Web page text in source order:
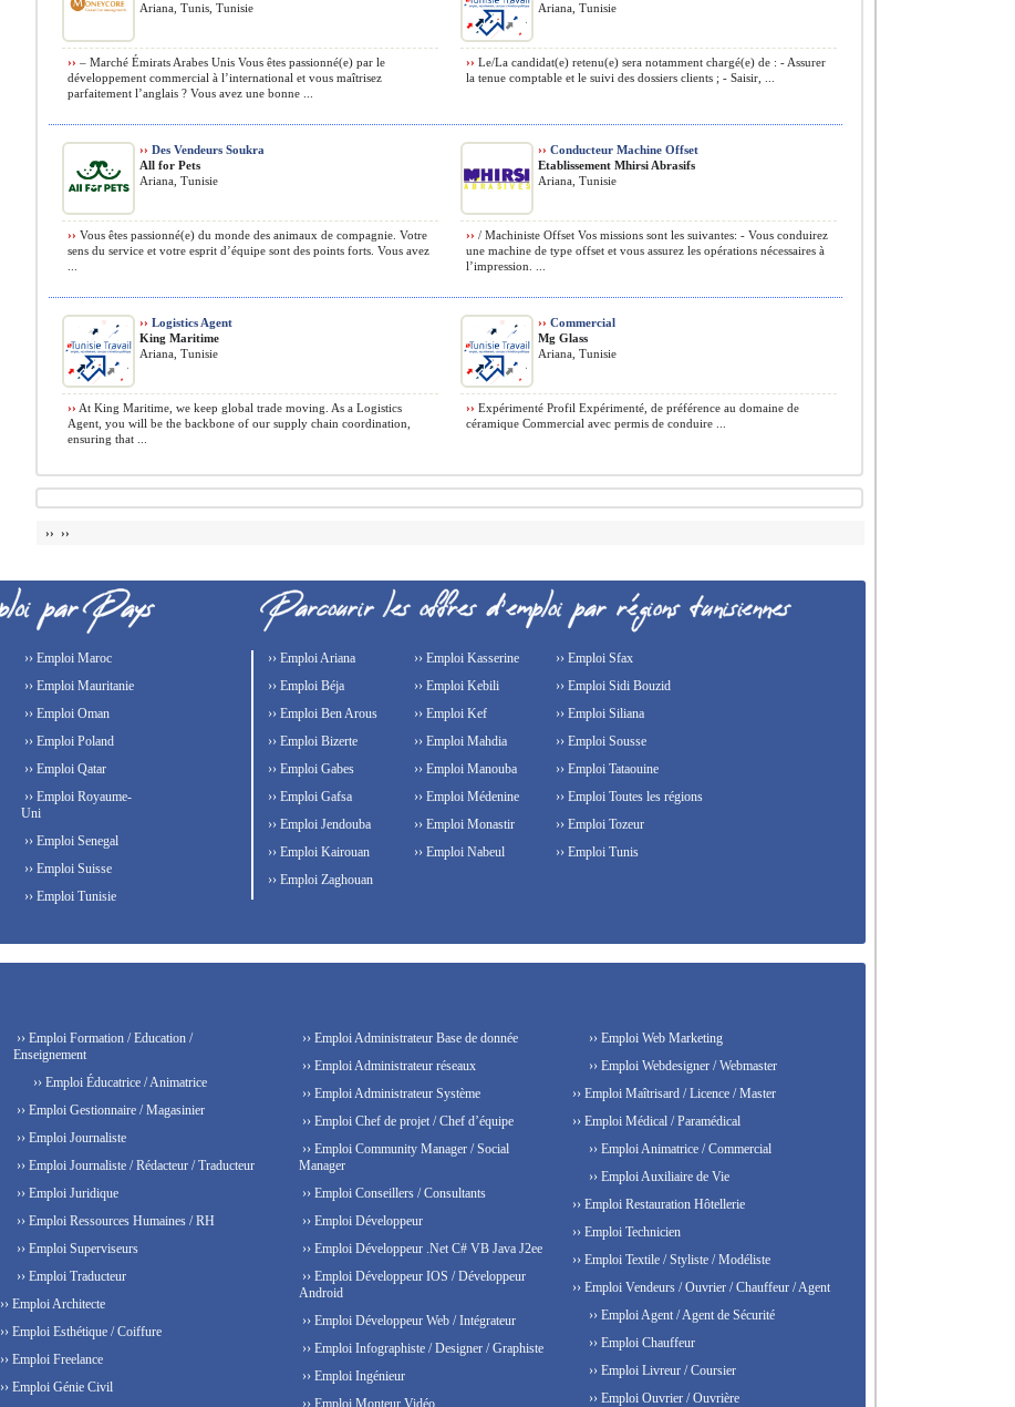
Ariana, Tunis, Tunisie
›› – Marché Émirats Arabes Unis Vous êtes passionné(e) par le
développement commercial à l’international et vous maîtrisez
parfaitement l’anglais ? Vous avez une bonne ...
Ariana, Tunisie
›› Le/La candidat(e) retenu(e) sera notamment chargé(e) de : - Assurer
la tenue comptable et le suivi des dossiers clients ; - Saisir, ...
›› Des Vendeurs Soukra
All for Pets
Ariana, Tunisie
›› Vous êtes passionné(e) du monde des animaux de compagnie. Votre
sens du service et votre esprit d’équipe sont des points forts. Vous avez
›› Conducteur Machine Offset
Etablissement Mhirsi Abrasifs
Ariana, Tunisie
›› / Machiniste Offset Vos missions sont les suivantes: - Vous conduirez
une machine de type offset et vous assurez les opérations nécessaires à
l’impression. ...
›› Logistics Agent
King Maritime
Ariana, Tunisie
›› At King Maritime, we keep global trade moving. As a Logistics
Agent, you will be the backbone of our supply chain coordination,
ensuring that ...
›› Commercial
Mg Glass
Ariana, Tunisie
›› Expérimenté Profil Expérimenté, de préférence au domaine de
céramique Commercial avec permis de conduire ...
›› ››
›› Emploi Maroc
›› Emploi Mauritanie
›› Emploi Oman
›› Emploi Poland
›› Emploi Qatar
›› Emploi Royaume-
Uni
›› Emploi Senegal
›› Emploi Suisse
›› Emploi Tunisie
›› Emploi Ariana
›› Emploi Béja
›› Emploi Ben Arous
›› Emploi Bizerte
›› Emploi Gabes
›› Emploi Gafsa
›› Emploi Jendouba
›› Emploi Kairouan
›› Emploi Kasserine
›› Emploi Kebili
›› Emploi Kef
›› Emploi Mahdia
›› Emploi Manouba
›› Emploi Médenine
›› Emploi Monastir
›› Emploi Nabeul
›› Emploi Sfax
›› Emploi Sidi Bouzid
›› Emploi Siliana
›› Emploi Sousse
›› Emploi Tataouine
›› Emploi Toutes les régions
›› Emploi Tozeur
›› Emploi Tunis
›› Emploi Zaghouan
›› Emploi Formation / Education /
Enseignement
›› Emploi Éducatrice / Animatrice
›› Emploi Gestionnaire / Magasinier
›› Emploi Journaliste
›› Emploi Journaliste / Rédacteur / Traducteur
›› Emploi Juridique
›› Emploi Ressources Humaines / RH
›› Emploi Superviseurs
›› Emploi Traducteur
›› Emploi Architecte
›› Emploi Esthétique / Coiffure
›› Emploi Freelance
›› Emploi Génie Civil
›› Emploi Administrateur Base de donnée
›› Emploi Administrateur réseaux
›› Emploi Administrateur Système
›› Emploi Chef de projet / Chef d’équipe
›› Emploi Community Manager / Social
Manager
›› Emploi Conseillers / Consultants
›› Emploi Développeur
›› Emploi Développeur .Net C# VB Java J2ee
›› Emploi Développeur IOS / Développeur
Android
›› Emploi Développeur Web / Intégrateur
›› Emploi Infographiste / Designer / Graphiste
›› Emploi Ingénieur
›› Emploi Monteur Vidéo
›› Emploi Web Marketing
›› Emploi Webdesigner / Webmaster
›› Emploi Maîtrisard / Licence / Master
›› Emploi Médical / Paramédical
›› Emploi Animatrice / Commercial
›› Emploi Auxiliaire de Vie
›› Emploi Restauration Hôtellerie
›› Emploi Technicien
›› Emploi Textile / Styliste / Modéliste
›› Emploi Vendeurs / Ouvrier / Chauffeur / Agent
›› Emploi Agent / Agent de Sécurité
›› Emploi Chauffeur
›› Emploi Livreur / Coursier
›› Emploi Ouvrier / Ouvrière